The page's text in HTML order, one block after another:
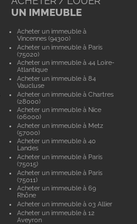
UN IMMEUBLE
Acheter un immeuble à
Vincennes (94300)
Acheter un immeuble à Paris
(75020)
Acheter un immeuble à 44 Loire-
Atlantique
Acheter un immeuble à 84
Vaucluse
Acheter un immeuble à Chartres
(28000)
Acheter un immeuble à Nice
(06000)
Acheter un immeuble à Metz
(57000)
Acheter un immeuble à 40
Landes
Acheter un immeuble à Paris
(75015)
Acheter un immeuble à Paris
(75011)
Acheter un immeuble à 69
Rhône
Acheter un immeuble à 03 Allier
Acheter un immeuble à 12
Aveyron